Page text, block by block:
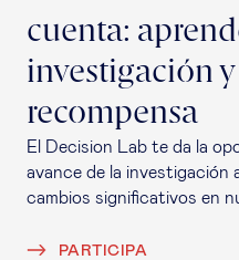
cuenta:
investigación
recompensa
El Decision Lab te da la
avance de la investigación
cambios significativos en
PARTICIPA